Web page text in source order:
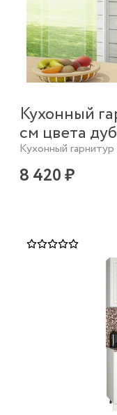
Кухонный
см цвета
Кухонный
8 420 ₽